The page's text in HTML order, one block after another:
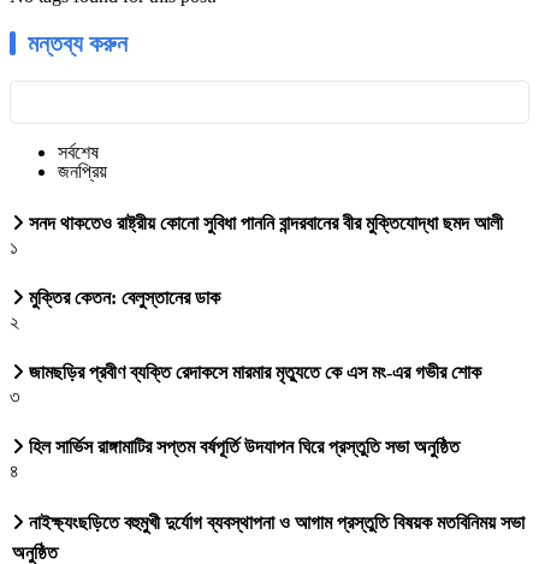
মন্তব্য করুন
সর্বশেষ
জনপ্রিয়
সনদ থাকতেও রাষ্ট্রীয় কোনো সুবিধা পাননি বান্দরবানের বীর মুক্তিযোদ্ধা ছমদ আলী
১
মুক্তির কেতন: বেলুস্তানের ডাক
২
জামছড়ির প্রবীণ ব্যক্তি রেদাকসে মারমার মৃত্যুতে কে এস মং-এর গভীর শোক
৩
হিল সার্ভিস রাঙ্গামাটির সপ্তম বর্ষপূর্তি উদযাপন ঘিরে প্রস্তুতি সভা অনুষ্ঠিত
৪
নাইক্ষ্যংছড়িতে বহুমুখী দুর্যোগ ব্যবস্থাপনা ও আগাম প্রস্তুতি বিষয়ক মতবিনিময় সভা
অনুষ্ঠিত